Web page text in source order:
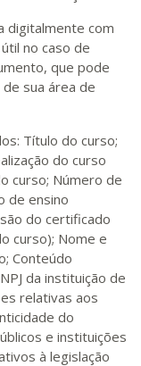
digitalmente com
no caso de
que pode
sua área de
Título do curso;
do curso
curso; Número de
de ensino
do certificado
curso); Nome e
Conteúdo
da instituição de
relativas aos
do
e instituições
à legislação